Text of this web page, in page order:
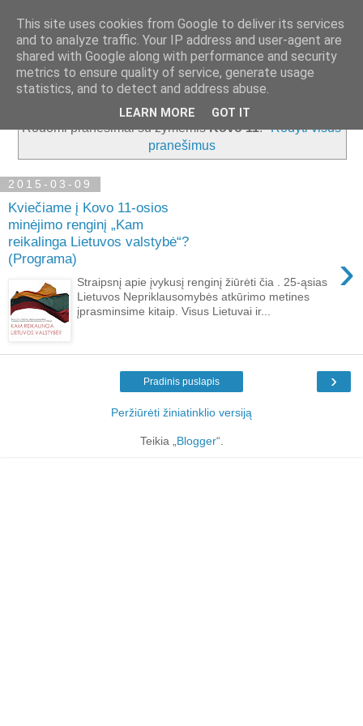
Rodomi pranešimai su žymėmisKovo 11. Rodyti visus
pranešimus
2015-03-09
Kviečiame į Kovo 11-osios
minėjimo renginį „Kam
reikalinga Lietuvos valstybė“?
(Programa)
›
Straipsnį apie įvykusį renginį žiūrėti čia . 25-ąsias
Lietuvos Nepriklausomybės atkūrimo metines
įprasminsime kitaip. Visus Lietuvai ir...
›
Pradinis puslapis
Peržiūrėti žiniatinklio versiją
Teikia „Blogger“.
This site uses cookies from Google to deliver its services
and to analyze traffic. Your IP address and user-agent are
shared with Google along with performance and security
metrics to ensure quality of service, generate usage
statistics, and to detect and address abuse.
LEARN MORE GOT IT